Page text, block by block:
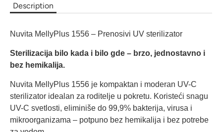
Description
Nuvita MellyPlus 1556 – Prenosivi UV sterilizator
Sterilizacija bilo kada i bilo gde – brzo, jednostavno i
bez hemikalija.
Nuvita MellyPlus 1556 je kompaktan i moderan UV-C
sterilizator idealan za roditelje u pokretu. Koristeći snagu
UV-C svetlosti, eliminiše do 99,9% bakterija, virusa i
mikroorganizama – potpuno bez hemikalija i bez potrebe